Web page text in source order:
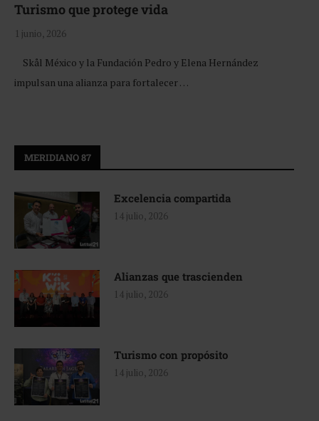
Turismo que protege vida
1 junio, 2026
Skål México y la Fundación Pedro y Elena Hernández
impulsan una alianza para fortalecer …
MERIDIANO 87
Excelencia compartida
14 julio, 2026
Alianzas que trascienden
14 julio, 2026
Turismo con propósito
14 julio, 2026